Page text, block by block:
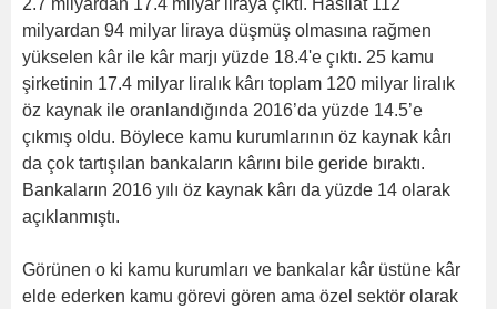
2.7 milyardan 17.4 milyar liraya çıktı. Hasılat 112
milyardan 94 milyar liraya düşmüş olmasına rağmen
yükselen kâr ile kâr marjı yüzde 18.4'e çıktı. 25 kamu
şirketinin 17.4 milyar liralık kârı toplam 120 milyar liralık
öz kaynak ile oranlandığında 2016’da yüzde 14.5’e
çıkmış oldu. Böylece kamu kurumlarının öz kaynak kârı
da çok tartışılan bankaların kârını bile geride bıraktı.
Bankaların 2016 yılı öz kaynak kârı da yüzde 14 olarak
açıklanmıştı.
Görünen o ki kamu kurumları ve bankalar kâr üstüne kâr
elde ederken kamu görevi gören ama özel sektör olarak